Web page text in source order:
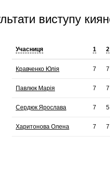
виступу
Учасниця 1 2
Кравченко Юлія 7 7
Павлюк Марія 7 7
Сердюк Ярослава 7 5
Харитонова Олена 7 7